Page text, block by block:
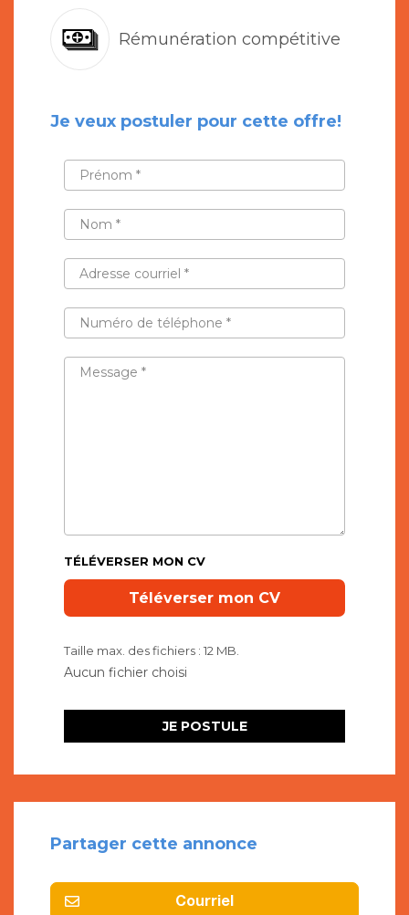
Rémunération compétitive
Je veux postuler pour cette offre!
PRÉNOM
NOM
ADRESSE
COURRIEL
*
NUMÉRO
TÉLÉPHONE
*MESSAGE
TÉLÉVERSER MON CV
Taille max. des fichiers : 12 MB.
Partager cette annonce
Courriel